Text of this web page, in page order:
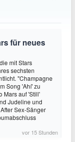
für neues
mit Stars
sechsten
"Champagne
Song 'Ahí' zu
Mars auf 'Still'
Judeline und
Sex-Sänger
vor 15 Stunden